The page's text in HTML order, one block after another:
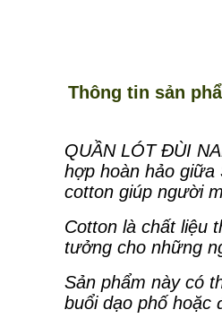
Thông tin sản
QUẦN LÓT ĐÙI
hợp hoàn hảo giữa
cotton giúp người
Cotton là chất liệu
tưởng cho những
Sản phẩm này có
buổi dạo phố hoặc